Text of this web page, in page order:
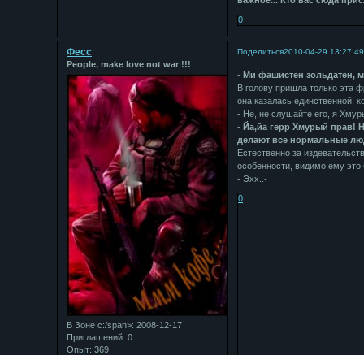
0
Поделиться2010-04-29 13:27:49
Фесс
People, make love not war !!!
В Зоне с:/span>: 2008-12-17
Приглашений: 0
Опыт: 369
-Ми фашистен зольдатен,
В голову пришла только эта
она казалась единственной,
- Не, не слушайте его, я
-Йа,йа герр Хмурый прав!
делают все нормальные
Естественно за
особенности, видимо ему
- Эхх..-
0